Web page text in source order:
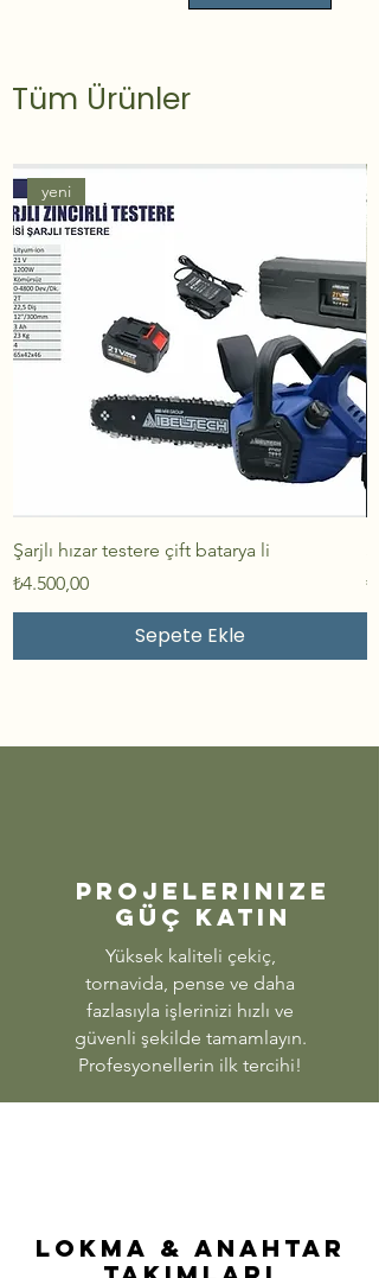
Tüm Ürünler
yeni
Şarjlı hızar testere çift batarya li
Fiyat
₺4.500,00
Sepete Ekle
Projelerinize
Güç Katın
Yüksek kaliteli çekiç,
tornavida, pense ve daha
fazlasıyla işlerinizi hızlı ve
güvenli şekilde tamamlayın.
Profesyonellerin ilk tercihi!
​Lokma & Anahtar